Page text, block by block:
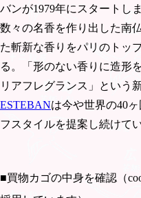
バンが1979年にスタートし
数々の名香を作り出した南
た斬新な香りをパリのトッ
る。「形のない香りに造形
リアフレグランス」という
ESTEBANは今や世界の40
フスタイルを提案し続けてい
■買物カゴの中身を確認（